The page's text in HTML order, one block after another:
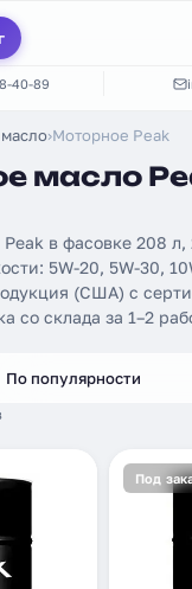
40-89
›Моторное Peak
масло
в фасовке 208 л,
5W-20, 5W-30,
(США) с
со склада за 1–2
По популярности
Под